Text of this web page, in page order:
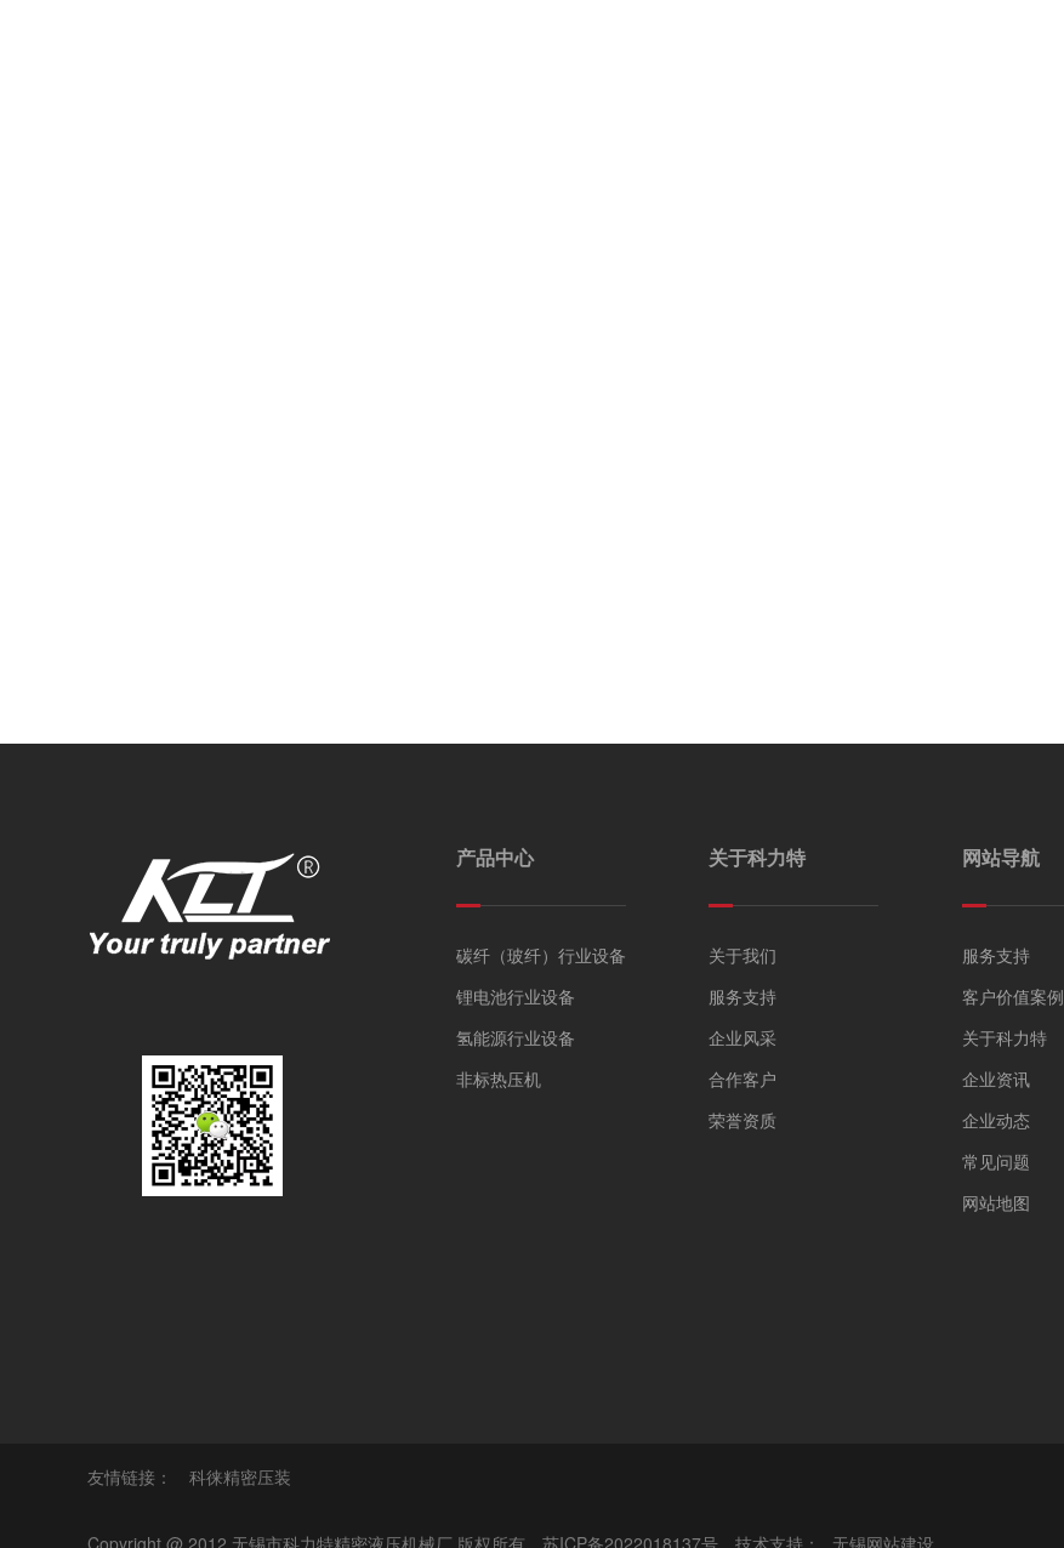
产品中心
碳纤（玻纤）行业设备
锂电池行业设备
氢能源行业设备
非标热压机
关于科力特
关于我们
服务支持
企业风采
合作客户
荣誉资质
网站导航
服务支持
客户价值案例
关于科力特
企业资讯
企业动态
常见问题
网站地图
友情链接： 科徕精密压装
Copyright @ 2012 无锡市科力特精密液压机械厂 版权所有 苏ICP备2022018137号 技术支持： 无锡网站建设